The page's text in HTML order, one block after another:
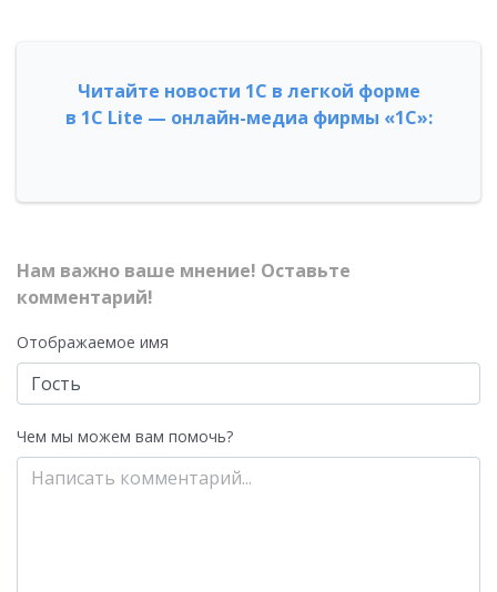
Читайте новости 1С в легкой форме
в 1С Lite — онлайн-медиа фирмы «1С»:
Нам важно ваше мнение! Оставьте
комментарий!
Отображаемое имя
Чем мы можем вам помочь?